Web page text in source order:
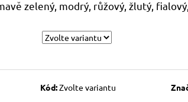
zelený, modrý, růžový, žlutý,
Kód:Zvolte variantu